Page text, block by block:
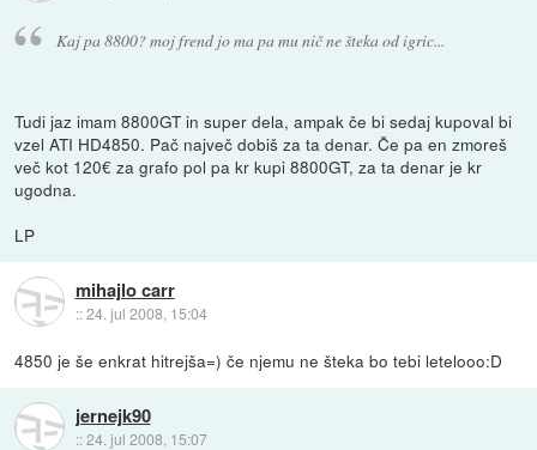
Kaj pa 8800? moj frend jo ma pa mu nič ne šteka od igric...
Tudi jaz imam 8800GT in super dela, ampak če bi sedaj kupoval bi
vzel ATI HD4850. Pač največ dobiš za ta denar. Če pa en zmoreš
več kot 120€ za grafo pol pa kr kupi 8800GT, za ta denar je kr
ugodna.
LP
mihajlo carr
::24. jul 2008, 15:04
4850 je še enkrat hitrejša=) če njemu ne šteka bo tebi letelooo:D
jernejk90
::24. jul 2008, 15:07